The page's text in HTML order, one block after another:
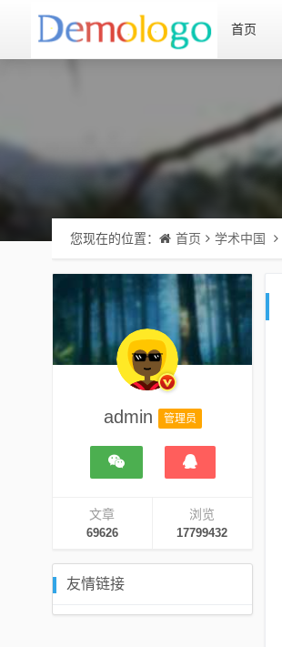
首页
您现在的位置： 首页 学术中国
admin 管理员
文章
69626
浏览
17799432
友情链接